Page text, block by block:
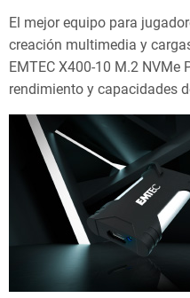
El mejor equipo para
creación multimedia y
EMTEC X400-10 M.2 NVMe
rendimiento y capacidades